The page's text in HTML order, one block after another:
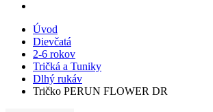
Úvod
Dievčatá
2-6 rokov
Tričká a Tuniky
Dlhý rukáv
Tričko PERUN FLOWER DR